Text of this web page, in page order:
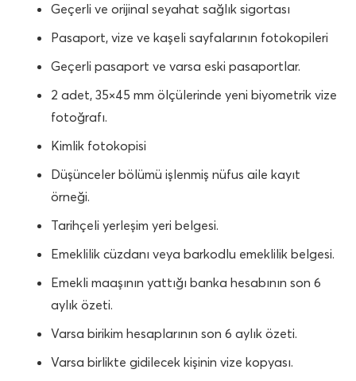
Geçerli ve orijinal seyahat sağlık sigortası
Pasaport, vize ve kaşeli sayfalarının fotokopileri
Geçerli pasaport ve varsa eski pasaportlar.
2 adet, 35×45 mm ölçülerinde yeni biyometrik vize
fotoğrafı.
Kimlik fotokopisi
Düşünceler bölümü işlenmiş nüfus aile kayıt
örneği.
Tarihçeli yerleşim yeri belgesi.
Emeklilik cüzdanı veya barkodlu emeklilik belgesi.
Emekli maaşının yattığı banka hesabının son 6
aylık özeti.
Varsa birikim hesaplarının son 6 aylık özeti.
Varsa birlikte gidilecek kişinin vize kopyası.